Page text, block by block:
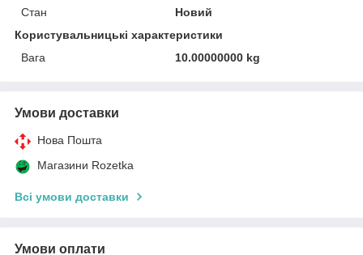
Стан
Новий
Користувальницькі характеристики
Вага
10.00000000 kg
Умови доставки
Нова Пошта
Магазини Rozetka
Всі умови доставки
Умови оплати